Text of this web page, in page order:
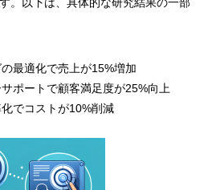
最適化で売上が15%増加
ポートで顧客満足度が25%向上
でコストが10%削減